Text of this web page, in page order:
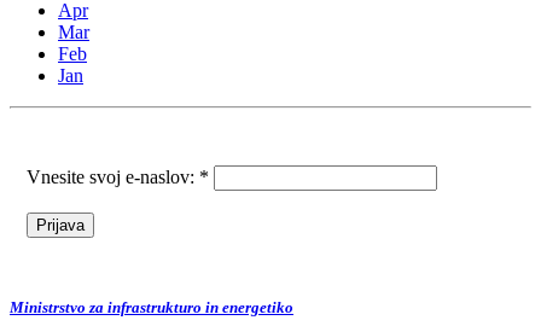
Apr
Mar
Feb
Jan
Vnesite svoj e-naslov: *
Ministrstvo za infrastrukturo in energetiko